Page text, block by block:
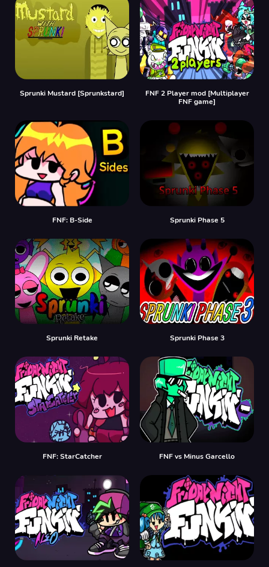
Sprunki Mustard [Sprunkstard]
FNF 2 Player mod [Multiplayer
FNF game]
FNF: B-Side Sprunki Phase 5
Sprunki Retake Sprunki Phase 3
FNF: StarCatcher FNF vs Minus Garcello